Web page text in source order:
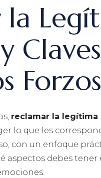
reclamar la legítima
lo que les
con un enfoque
aspectos debes